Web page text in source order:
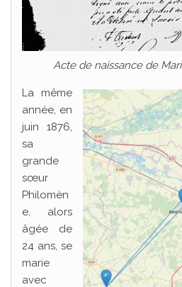
Acte de naissance de
La même
année, en
juin 1876,
sa
grande
sœur
Philomèn
e, alors
âgée de
24 ans, se
marie
avec